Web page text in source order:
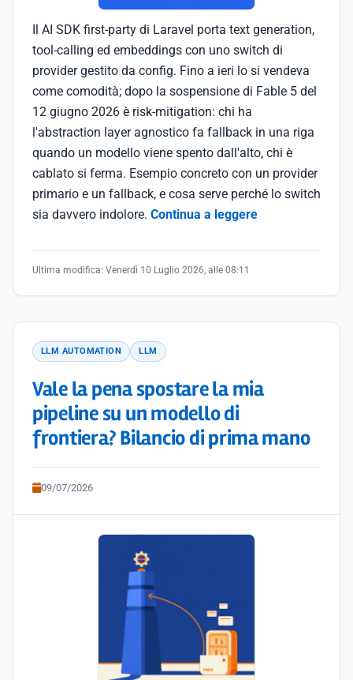
Il AI SDK first-party di Laravel porta text generation,
tool-calling ed embeddings con uno switch di
provider gestito da config. Fino a ieri lo si vendeva
come comodità; dopo la sospensione di Fable 5 del
12 giugno 2026 è risk-mitigation: chi ha
l'abstraction layer agnostico fa fallback in una riga
quando un modello viene spento dall'alto, chi è
cablato si ferma. Esempio concreto con un provider
primario e un fallback, e cosa serve perché lo switch
sia davvero indolore. Continua a leggere
Ultima modifica: Venerdì 10 Luglio 2026, alle 08:11
LLM AUTOMATION LLM
Vale la pena spostare la mia
pipeline su un modello di
frontiera? Bilancio di prima mano
09/07/2026